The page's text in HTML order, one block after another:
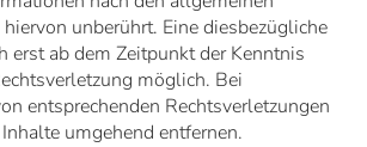
unberührt. Eine diesbezügliche
erst ab dem Zeitpunkt der Kenntnis
möglich. Bei
entsprechenden Rechtsverletzungen
umgehend entfernen.